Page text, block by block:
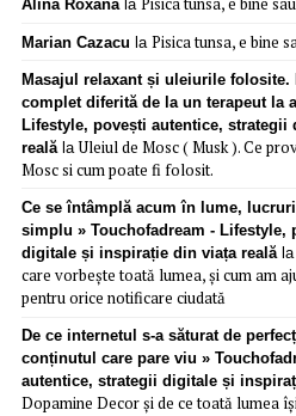
Alina Roxanala
Marian Cazacu la Pisica tunsa, e bine
Masajul relaxant și uleiurile folosite.
complet diferită de la un terapeut la
Lifestyle, povești autentice,
realălaUleiul de Mosc ( Musk ). Ce
Mosc si cum poate fi folosit.
Ce se întâmplă acum în lume,
simplu » Touchofadream - Lifestyle,
digitale și inspirație din viața realăla
care vorbește toată lumea, și cum am
pentru orice notificare ciudată
De ce internetul s-a săturat de
conținutul care pare viu »
autentice, strategii digitale și
Dopamine Decor și de ce toată lumea